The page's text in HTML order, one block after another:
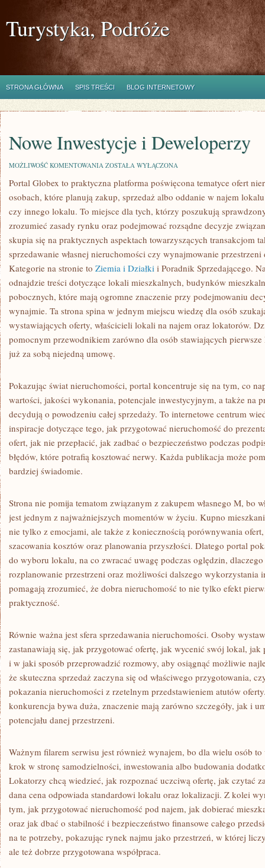
Turystyka, Podróże
STRONA GŁÓWNA SPIS TREŚCI BLOG INTERNETOWY
Nowe Inwestycje i Deweloperzy
MOŻLIWOŚĆ KOMENTOWANIA NOWE
I
ZOSTAŁA WYŁĄCZONA
Portal Globex to praktyczna platforma poświęcona tematyce ofert
osobach, które planują zakup, sprzedaż albo oddanie w najem
czy innego lokalu. To miejsce dla tych, którzy poszukują
zrozumieć zasady rynku oraz podejmować rozsądne decyzje
skupia się na praktycznych aspektach towarzyszących transakcjom
sprzedawanie własnej nieruchomości czy wynajmowanie
Kategorie na stronie to Ziemia i Działki i Poradnik Sprzedającego.
odnajdzie treści dotyczące lokali mieszkalnych, budynków
pobocznych, które mają ogromne znaczenie przy podejmowaniu
wynajmie. Ta strona spina w jednym miejscu wiedzę dla osób
wystawiających oferty, właścicieli lokali na najem oraz lokatorów.
pomocnym przewodnikiem zarówno dla osób stawiających
już za sobą niejedną umowę.
Pokazując świat nieruchomości, portal koncentruje się na tym, co
wartości, jakości wykonania, potencjale inwestycyjnym, a także na
decydują o powodzeniu całej sprzedaży. To internetowe centrum
inspiracje dotyczące tego, jak przygotować nieruchomość do
ofert, jak nie przepłacić, jak zadbać o bezpieczeństwo podczas
błędów, które potrafią kosztować nerwy. Każda publikacja może
bardziej świadomie.
Strona nie pomija tematom związanym z zakupem własnego M, bo
jest jednym z najważniejszych momentów w życiu. Kupno
nie tylko z emocjami, ale także z koniecznością porównywania
szacowania kosztów oraz planowania przyszłości. Dlatego portal
do wyboru lokalu, na co zwracać uwagę podczas oględzin,
rozplanowanie przestrzeni oraz możliwości dalszego wykorzystania
pomagają zrozumieć, że dobra nieruchomość to nie tylko efekt
praktyczność.
Równie ważna jest sfera sprzedawania nieruchomości. Osoby
zastanawiają się, jak przygotować ofertę, jak wycenić swój lokal,
i w jaki sposób przeprowadzić rozmowy, aby osiągnąć możliwie
że skuteczna sprzedaż zaczyna się od właściwego przygotowania,
pokazania nieruchomości z rzetelnym przedstawieniem atutów
konkurencja bywa duża, znaczenie mają zarówno szczegóły, jak i
potencjału danej przestrzeni.
Ważnym filarem serwisu jest również wynajem, bo dla wielu osób to
krok w stronę samodzielności, inwestowania albo budowania
Lokatorzy chcą wiedzieć, jak rozpoznać uczciwą ofertę, jak czytać
dana cena odpowiada standardowi lokalu oraz lokalizacji. Z kolei
tym, jak przygotować nieruchomość pod najem, jak dobierać
oraz jak dbać o stabilność i bezpieczeństwo finansowe całego
na te potrzeby, pokazując rynek najmu jako przestrzeń, w której
ale też dobrze przygotowana współpraca.